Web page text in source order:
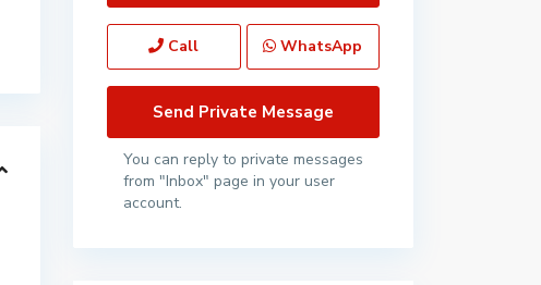
Call WhatsApp
You can reply to private messages
from "Inbox" page in your user
account.